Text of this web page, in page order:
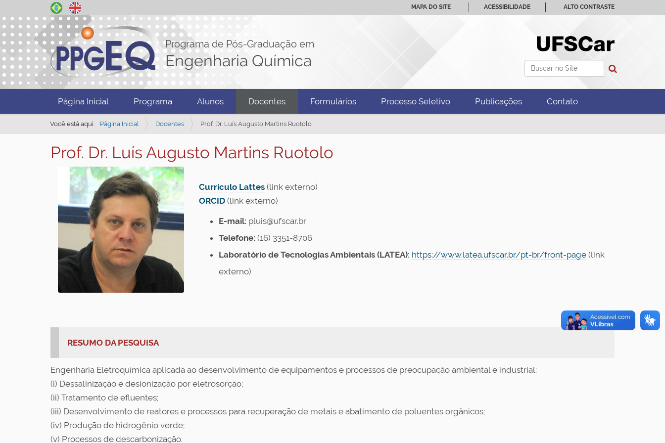
Programa de Pós-Graduação em
Engenharia Química Busca
MAPA DO SITE ACESSIBILIDADE ALTO CONTRASTE
Página Inicial Programa Alunos Docentes Formulários Processo Seletivo Publicações Contato
Você está aqui: Página Inicial Docentes Prof. Dr. Luís Augusto Martins Ruotolo
Prof. Dr. Luís Augusto Martins Ruotolo
Currículo Lattes (link externo)
ORCID (link externo)
E-mail: pluis@ufscar.br
Telefone: (16) 3351-8706
Laboratório de Tecnologias Ambientais (LATEA): https://www.latea.ufscar.br/pt-br/front-page (link
externo)
RESUMO DA PESQUISA
Engenharia Eletroquímica aplicada ao desenvolvimento de equipamentos e processos de preocupação ambiental e industrial:
(i) Dessalinização e desionização por eletrosorção;
(ii) Tratamento de efluentes;
(iii) Desenvolvimento de reatores e processos para recuperação de metais e abatimento de poluentes orgânicos;
(iv) Produção de hidrogênio verde;
(v) Processos de descarbonização.